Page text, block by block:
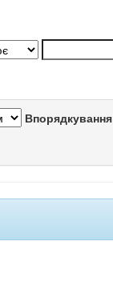
Впорядкування